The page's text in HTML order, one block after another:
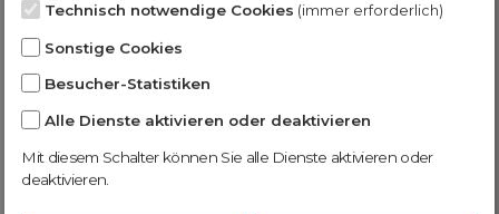
DomainCatcher-
Community!
Nutze unsere Erfahrung und profitiere
Technisch notwendige Cookies (immer erforderlich)
Sonstige Cookies
Besucher-Statistiken
Alle Dienste aktivieren oder deaktivieren
Mit diesem Schalter können Sie alle Dienste aktivieren oder
deaktivieren.